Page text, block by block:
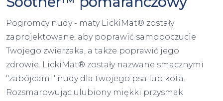
Pogromcy nudy - maty LickiMat® zostały
zaprojektowane, aby poprawić samopoczucie
Twojego zwierzaka, a także poprawić jego
zdrowie. LickiMat® zostały nazwane smacznymi
"zabójcami" nudy dla twojego psa lub kota.
Rozsmarowując ulubiony miękki przysmak